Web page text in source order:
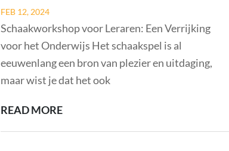
Posted
on
FEB 12, 2024
Schaakworkshop voor Leraren: Een Verrijking
voor het Onderwijs Het schaakspel is al
eeuwenlang een bron van plezier en uitdaging,
maar wist je dat het ook
READ MOREONTDEK